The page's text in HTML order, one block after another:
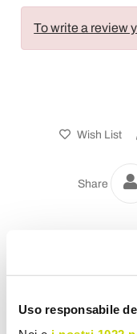
Uso responsabile
To write a review
Wish List
Share